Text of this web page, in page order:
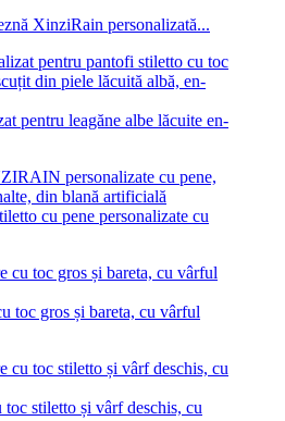
XinziRain personalizată...
pentru leagăne albe lăcuite en-
cu pene personalizate cu
toc gros și bareta, cu vârful
stiletto și vârf deschis, cu